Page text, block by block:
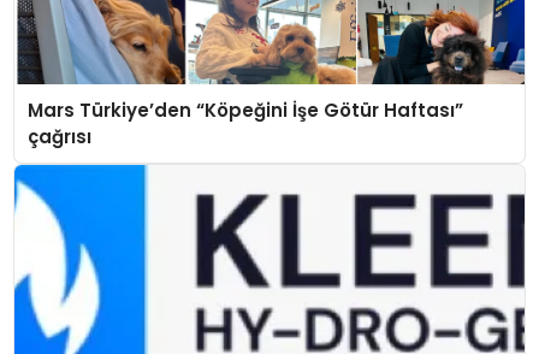
Mars Türkiye’den “Köpeğini İşe Götür Haftası”
çağrısı